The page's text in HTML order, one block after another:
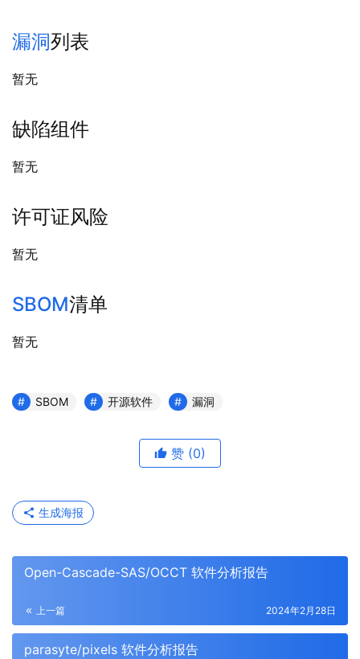
漏洞列表
暂无
缺陷组件
暂无
许可证风险
暂无
SBOM清单
暂无
SBOM 开源软件 漏洞
赞 (0)
生成海报
Open-Cascade-SAS/OCCT 软件分析报告
上一篇 2024年2月28日
parasyte/pixels 软件分析报告